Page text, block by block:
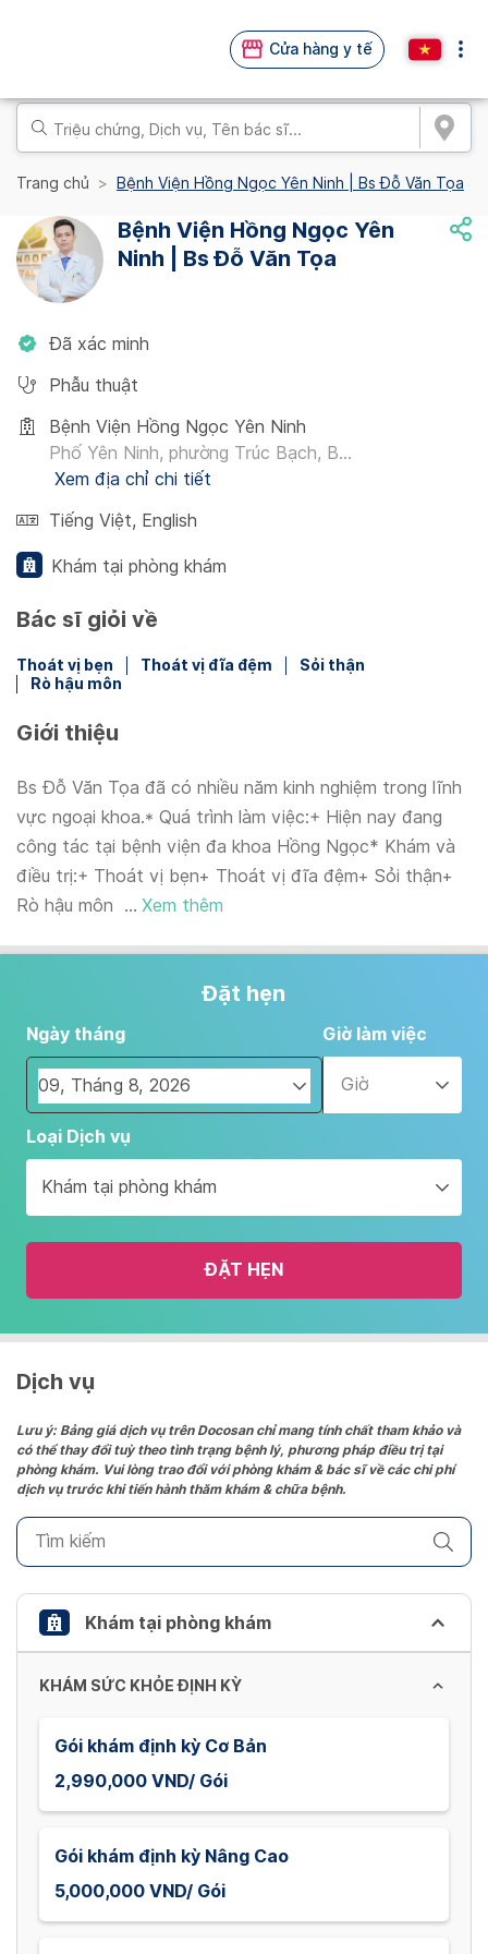
Cửa hàng y tế
Trang chủ Bệnh Viện Hồng Ngọc Yên Ninh | Bs Đỗ Văn Tọa
Bệnh Viện Hồng Ngọc Yên
Ninh | Bs Đỗ Văn Tọa
Đã xác minh
Phẫu thuật
Bệnh Viện Hồng Ngọc Yên Ninh
Phố Yên Ninh, phường Trúc Bạch, B...
Xem địa chỉ chi tiết
Tiếng Việt, English
Khám tại phòng khám
Bác sĩ giỏi về
Thoát vị bẹn Thoát vị đĩa đệm
Sỏi thận
Rò hậu môn
Giới thiệu
Bs Đỗ Văn Tọa đã có nhiều năm kinh nghiệm trong lĩnh
vực ngoại khoa.* Quá trình làm việc:+ Hiện nay đang
công tác tại bệnh viện đa khoa Hồng Ngọc* Khám và
điều trị:+ Thoát vị bẹn+ Thoát vị đĩa đệm+ Sỏi thận+
Rò hậu môn ... Xem thêm
Đặt hẹn
Ngày tháng
Navigate
forward
interact
with
the
and
date.
the
question
mark
to
keyboard
shortcuts
changing
Giờ làm việc
Giờ
Loại Dịch vụ
Khám tại phòng khám
ĐẶT HẸN
Dịch vụ
Lưu ý: Bảng giá dịch vụ trên Docosan chỉ mang tính chất tham khảo và
có thể thay đổi tuỳ theo tình trạng bệnh lý, phương pháp điều trị tại
phòng khám. Vui lòng trao đổi với phòng khám & bác sĩ về các chi phí
dịch vụ trước khi tiến hành thăm khám & chữa bệnh.
Khám tại phòng khám
KHÁM SỨC KHỎE ĐỊNH KỲ
Gói khám định kỳ Cơ Bản
2,990,000 VND/ Gói
Gói khám định kỳ Nâng Cao
5,000,000 VND/ Gói